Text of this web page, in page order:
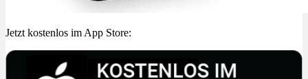
Jetzt kostenlos im App Store: